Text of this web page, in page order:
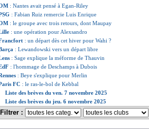
: Nantes avait pensé à Egan-Riley
: Fabian Ruiz remercie Luis Enrique
: le groupe avec trois retours, dont Maupay
: une opération pour Alexsandro
: un départ dès cet hiver pour Wahi ?
: Lewandowski vers un départ libre
: Sage explique la méforme de Thauvin
: l'hommage de Deschamps à Dubois
: Beye s'explique pour Merlin
FC : le ras-le-bol de Kebbal
Liste des brèves du ven. 7 novembre 2025
Liste des brèves du jeu. 6 novembre 2025
Filtrer :